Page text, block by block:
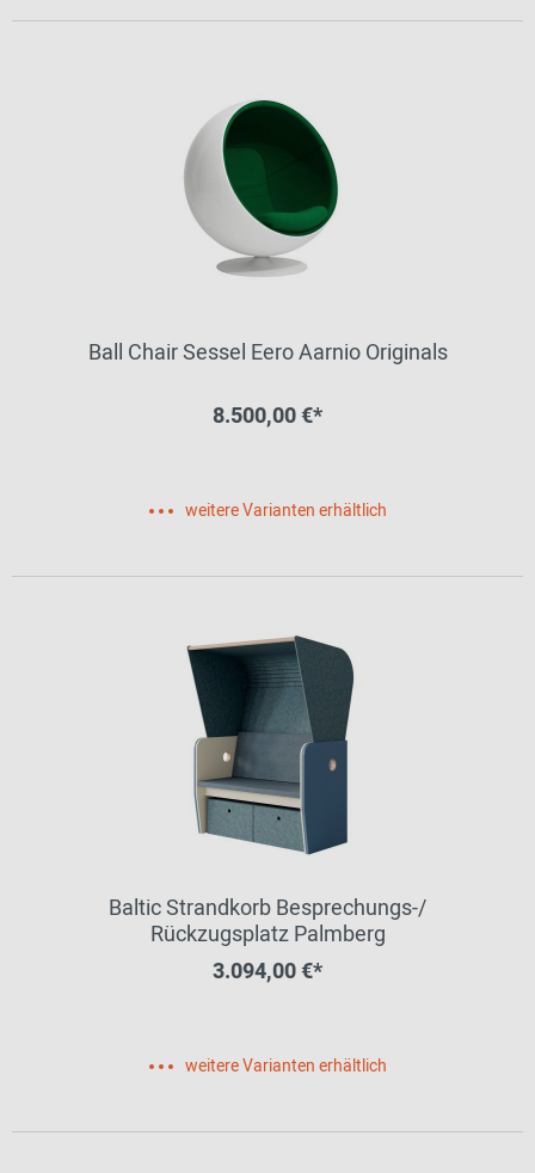
Ball Chair Sessel Eero Aarnio Originals
8.500,00 €*
weitere Varianten erhältlich
Baltic Strandkorb Besprechungs-/
Rückzugsplatz Palmberg
3.094,00 €*
weitere Varianten erhältlich